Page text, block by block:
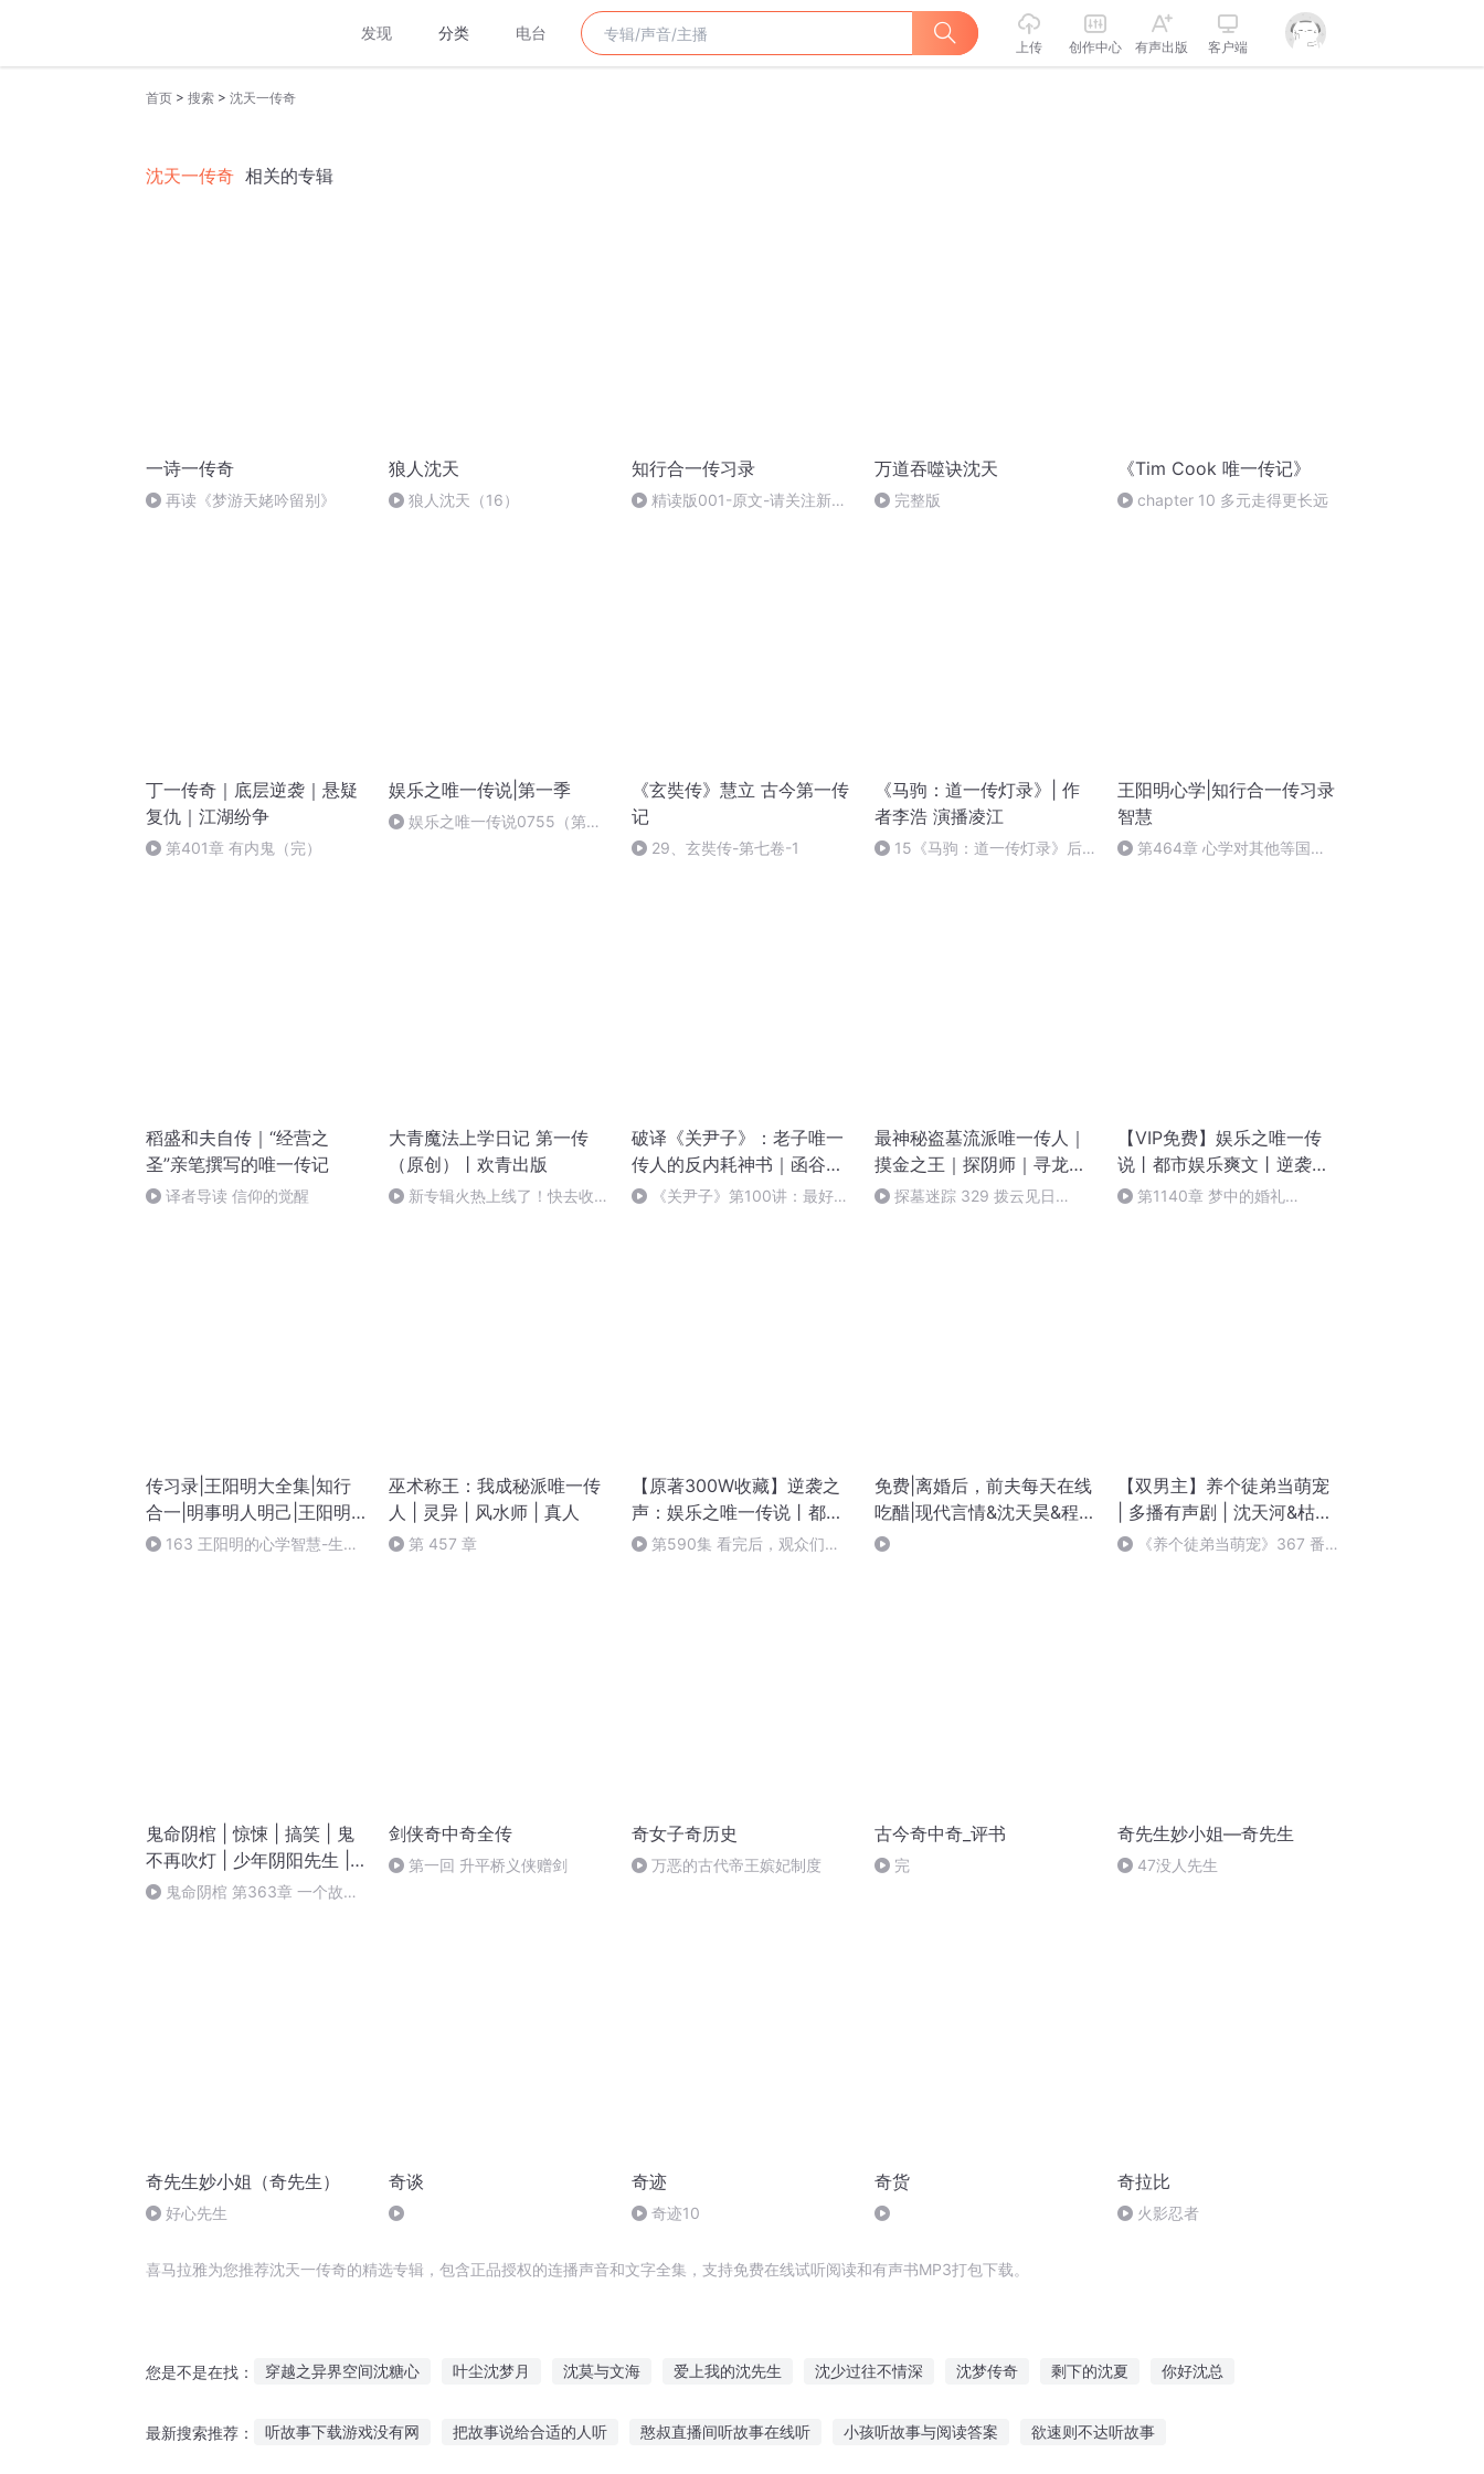
发现 分类 电台
上传 创作中心 有声出版 客户端
首页 > 搜索 > 沈天一传奇
沈天一传奇 相关的专辑
一诗一传奇
再读《梦游天姥吟留别》
狼人沈天
狼人沈天（16）
知行合一传习录
精读版001-原文-请关注新专
万道吞噬诀沈天
完整版
《Tim Cook 唯一传记》
chapter 10 多元走得更长远
丁一传奇｜底层逆袭｜悬疑
复仇｜江湖纷争
第401章 有内鬼（完）
娱乐之唯一传说|第一季
娱乐之唯一传说0755（第一
《玄奘传》慧立 古今第一传
记
29、玄奘传-第七卷-1
《马驹：道一传灯录》| 作
者李浩 演播凌江
15《马驹：道一传灯录》后
王阳明心学|知行合一传习录
智慧
第464章 心学对其他等国的
稻盛和夫自传｜“经营之
圣”亲笔撰写的唯一传记
译者导读 信仰的觉醒
大青魔法上学日记 第一传
（原创）丨欢青出版
新专辑火热上线了！快去收听
破译《关尹子》：老子唯一
传人的反内耗神书｜函谷关
长
《关尹子》第100讲：最好的
最神秘盗墓流派唯一传人｜
摸金之王｜探阴师｜寻龙笔
记 探墓迷踪 329 拨云见日
【VIP免费】娱乐之唯一传
说丨都市娱乐爽文丨逆袭人
生丨AI多播
第1140章 梦中的婚礼
传习录|王阳明大全集|知行
合一|明事明人明己|王阳明
知行合一传习录
163 王阳明的心学智慧-生命
巫术称王：我成秘派唯一传
人 | 灵异 | 风水师 | 真人
第 457 章
【原著300W收藏】逆袭之
声：娱乐之唯一传说丨都市
娱乐爽文丨逆袭人生丨多播
第590集 看完后，观众们心
免费|离婚后，前夫每天在线
吃醋|现代言情&沈天昊&程
思思
【双男主】养个徒弟当萌宠
| 多播有声剧 | 沈天河&枯木|
养成系 / 慢热型
《养个徒弟当萌宠》367 番
鬼命阴棺 | 惊悚 | 搞笑 | 鬼
不再吹灯 | 少年阴阳先生 |
茅山驱鬼术唯一传人
鬼命阴棺 第363章 一个故事
剑侠奇中奇全传
第一回 升平桥义侠赠剑
奇女子奇历史
万恶的古代帝王嫔妃制度
古今奇中奇_评书
完
奇先生妙小姐—奇先生
47没人先生
奇先生妙小姐（奇先生）
好心先生
奇谈 奇迹
奇迹10
奇货 奇拉比
火影忍者
喜马拉雅为您推荐沈天一传奇的精选专辑，包含正品授权的连播声音和文字全集，支持免费在线试听阅读和有声书MP3打包下载。
您是不是在找： 穿越之异界空间沈糖心 叶尘沈梦月 沈莫与文海 爱上我的沈先生 沈少过往不情深 沈梦传奇 剩下的沈夏 你好沈总
最新搜索推荐： 听故事下载游戏没有网 把故事说给合适的人听 憨叔直播间听故事在线听 小孩听故事与阅读答案 欲速则不达听故事